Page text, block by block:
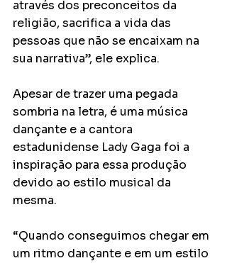
através dos preconceitos da
religião, sacrifica a vida das
pessoas que não se encaixam na
sua narrativa”, ele explica.
Apesar de trazer uma pegada
sombria na letra, é uma música
dançante e a cantora
estadunidense Lady Gaga foi a
inspiração para essa produção
devido ao estilo musical da
mesma.
“Quando conseguimos chegar em
um ritmo dançante e em um estilo